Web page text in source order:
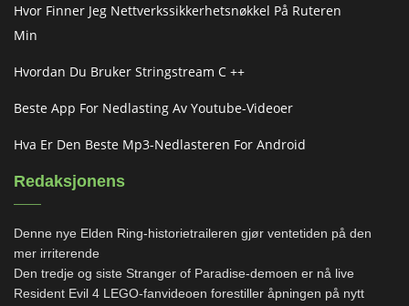
Hvor Finner Jeg Nettverkssikkerhetsnøkkel På Ruteren
Min
Hvordan Du Bruker Stringstream C ++
Beste App For Nedlasting Av Youtube-Videoer
Hva Er Den Beste Mp3-Nedlasteren For Android
Redaksjonens
Denne nye Elden Ring-historietraileren gjør ventetiden på den
mer irriterende
Den tredje og siste Stranger of Paradise-demoen er nå live
Resident Evil 4 LEGO-fanvideoen forestiller åpningen på nytt